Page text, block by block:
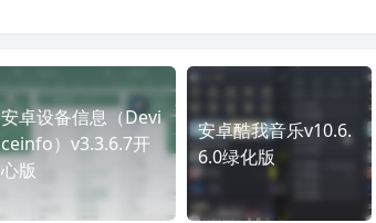
安卓设备信息（Devi
ceinfo）v3.3.6.7开
心版
安卓酷我音乐v10.6.
6.0绿化版